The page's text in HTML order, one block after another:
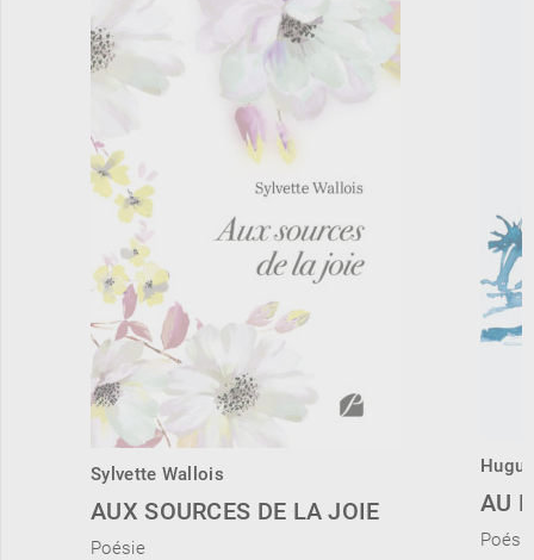
Sylvette Wallois
AUX SOURCES DE LA JOIE
Poésie
AU
Poésie